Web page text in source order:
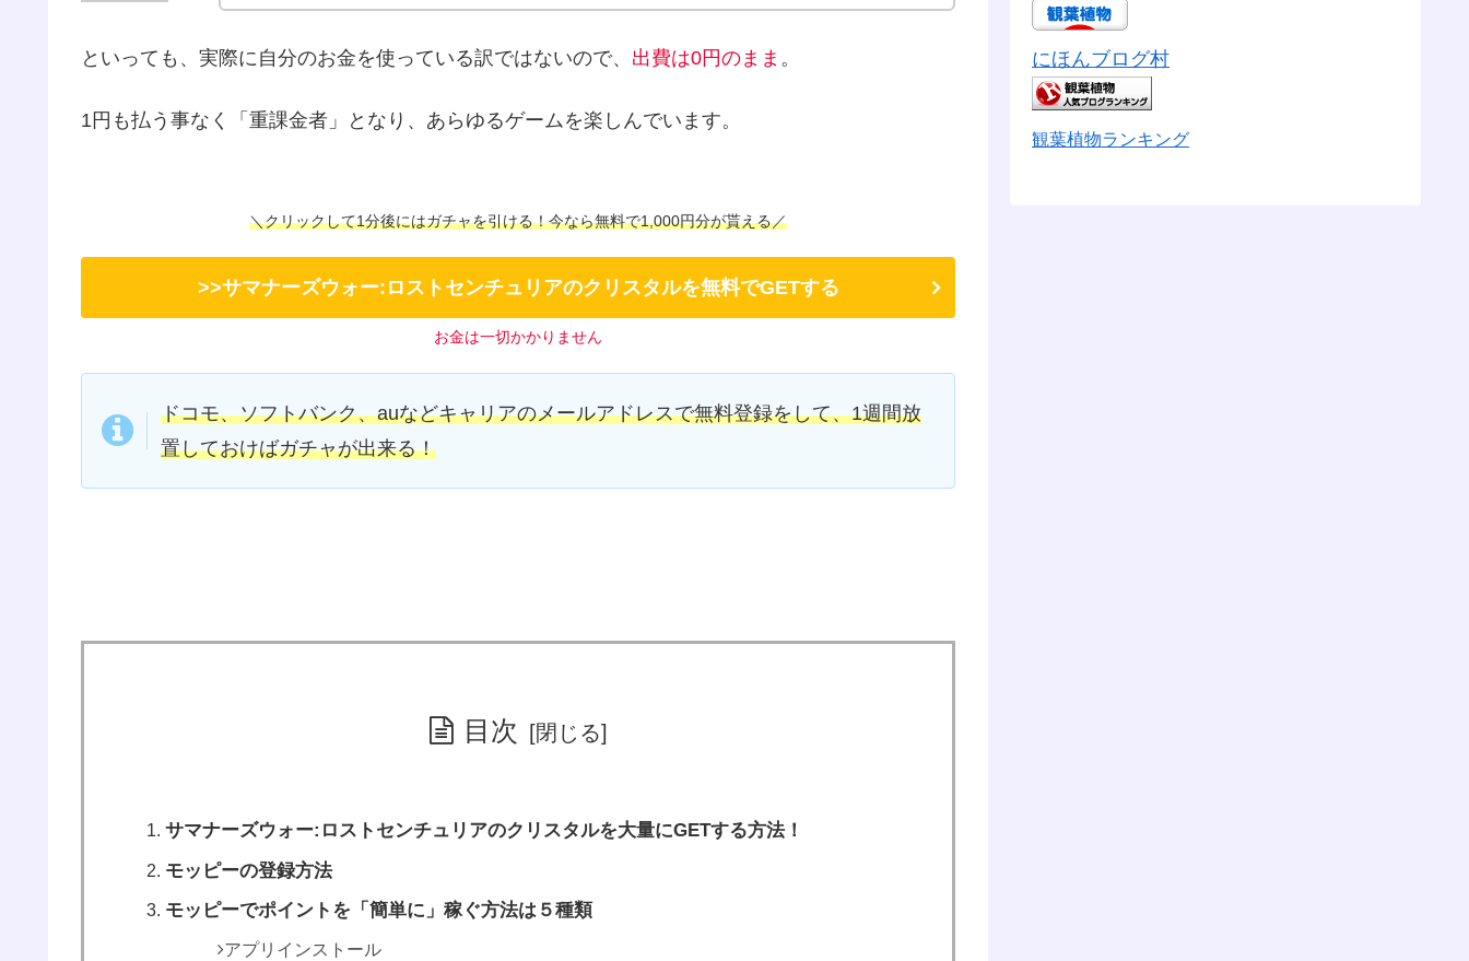
といっても、実際に自分のお金を使っている訳ではないので、 出費は0円のまま 。
1円も払う事なく「重課金者」となり、あらゆるゲームを楽しんでいます。
＼クリックして1分後にはガチャを引ける！今なら無料で1,000円分が貰える／
>>サマナーズウォー:ロストセンチュリアのクリスタルを無料でGETする
お金は一切かかりません
ドコモ、ソフトバンク、auなどキャリアのメールアドレスで無料登録をして、1週間放
置しておけばガチャが出来る！
目次
サマナーズウォー:ロストセンチュリアのクリスタルを大量にGETする方法！
モッピーの登録方法
モッピーでポイントを「簡単に」稼ぐ方法は５種類
アプリインストール
にほんブログ村
観葉植物ランキング